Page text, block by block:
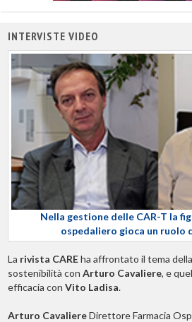
INTERVISTE VIDEO
Nella gestione delle CAR-T la
ospedaliero gioca un ruolo
La rivista CAREha affrontato il tema
sostenibilità con Arturo Cavaliere, e
efficacia con Vito Ladisa.
Arturo CavaliereDirettore Farmacia